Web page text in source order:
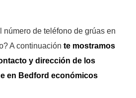
de teléfono de grúas en
A continuación te mostramos
y dirección de los
en Bedford económicos